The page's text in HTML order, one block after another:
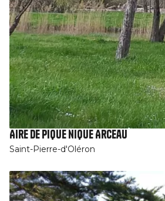
Aire de pique nique Arceau
Saint-Pierre-d'Oléron